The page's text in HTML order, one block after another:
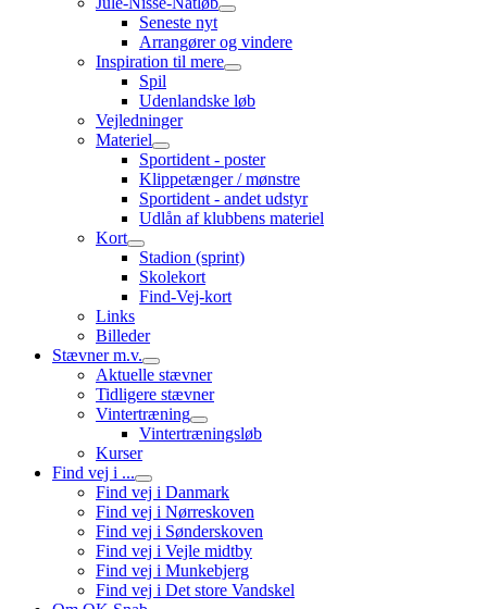
Seneste nyt
Arrangører og vindere
Inspiration til mere
Spil
Udenlandske løb
Vejledninger
Materiel
Sportident - poster
Klippetænger / mønstre
Sportident - andet udstyr
Udlån af klubbens materiel
Kort
Stadion (sprint)
Skolekort
Find-Vej-kort
Links
Billeder
Stævner m.v.
Aktuelle stævner
Tidligere stævner
Vintertræning
Vintertræningsløb
Kurser
Find vej i ...
Find vej i Danmark
Find vej i Nørreskoven
Find vej i Sønderskoven
Find vej i Vejle midtby
Find vej i Munkebjerg
Find vej i Det store Vandskel